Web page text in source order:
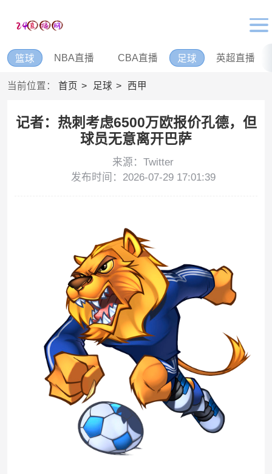
篮球 NBA直播 CBA直播 足球 英超直播
当前位置： 首页 足球 西甲
记者：热刺考虑6500万欧报价孔德，但
球员无意离开巴萨
来源：Twitter
发布时间：2026-07-29 17:01:39